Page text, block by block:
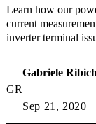
Learn how our
current
inverter terminal
GR
Gabriele
Sep 21, 2020